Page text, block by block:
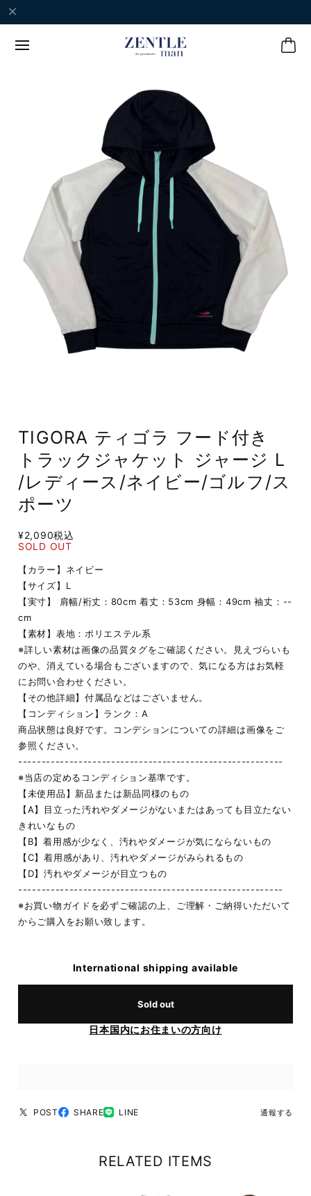
TIGORA ティゴラ フード付き
トラックジャケット ジャージ L
/レディース/ネイビー/ゴルフ/ス
ポーツ
¥2,090税込
SOLD OUT
【カラー】ネイビー
【サイズ】L
【実寸】 肩幅/裄丈：80cm 着丈：53cm 身幅：49cm 袖丈：--
cm
【素材】表地：ポリエステル系
※詳しい素材は画像の品質タグをご確認ください。見えづらいも
のや、消えている場合もございますので、気になる方はお気軽
にお問い合わせください。
【その他詳細】付属品などはございません。
【コンディション】ランク：A
商品状態は良好です。コンデションについての詳細は画像をご
参照ください。
---------------------------------------------------------
※当店の定めるコンディション基準です。
【未使用品】新品または新品同様のもの
【A】目立った汚れやダメージがないまたはあっても目立たない
きれいなもの
【B】着用感が少なく、汚れやダメージが気にならないもの
【C】着用感があり、汚れやダメージがみられるもの
【D】汚れやダメージが目立つもの
---------------------------------------------------------
※お買い物ガイドを必ずご確認の上、ご理解・ご納得いただいて
からご購入をお願い致します。
International shipping available
Sold out
日本国内にお住まいの方向け
POST SHARE LINE 通報する
RELATED ITEMS